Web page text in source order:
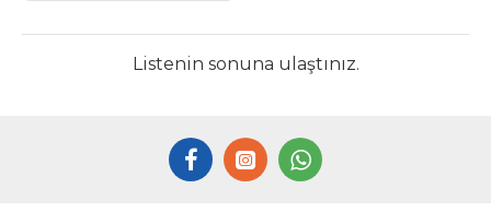
Listenin sonuna ulaştınız.